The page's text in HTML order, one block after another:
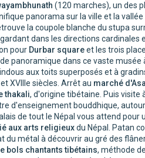
(120 marches), un des
panorama sur la ville et la
la coupole blanche du stupa
dans les directions cardinales
pour Durbar squareet les trois
panoramique dans ce vaste musée
aux toits superposés et à
XVIIIe siècles. Arrêt au marché
thakali, d'origine tibétaine. Puis visite
d'enseignement bouddhique,
de tout le Népal vous attend
aux arts religieuxdu Népal. Patan
du métal à découvrir au gré des
bols chantants tibétains, méthode